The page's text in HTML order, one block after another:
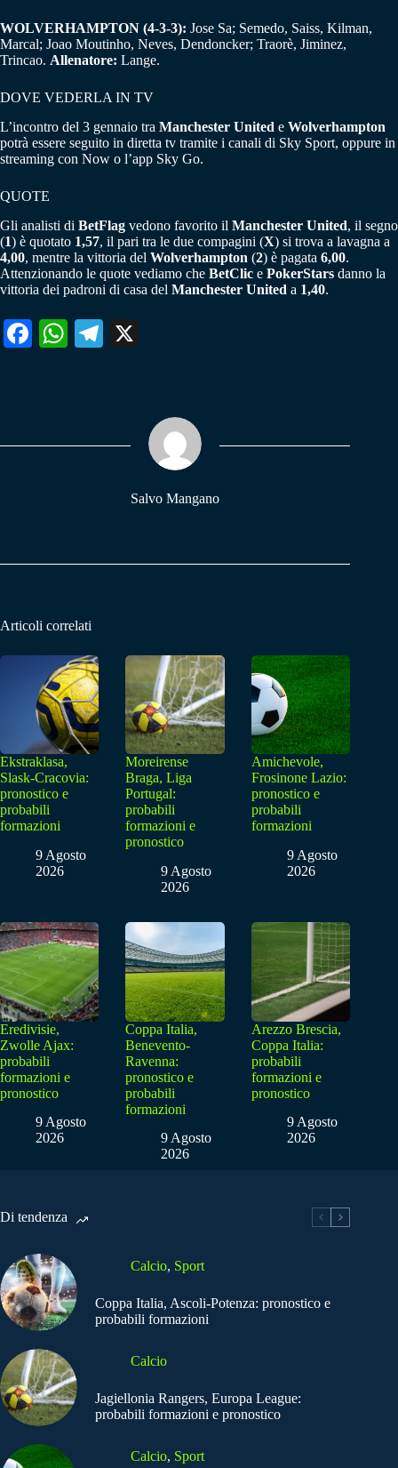
WOLVERHAMPTON (4-3-3): Jose Sa; Semedo, Saiss, Kilman,
Marcal; Joao Moutinho, Neves, Dendoncker; Traorè, Jiminez,
Trincao. Allenatore: Lange.
DOVE VEDERLA IN TV
L’incontro del 3 gennaio tra Manchester United e Wolverhampton
potrà essere seguito in diretta tv tramite i canali di Sky Sport, oppure in
streaming con Now o l’app Sky Go.
QUOTE
Gli analisti di BetFlag vedono favorito il Manchester United, il segno
(1) è quotato 1,57, il pari tra le due compagini (X) si trova a lavagna a
4,00, mentre la vittoria del Wolverhampton (2) è pagata 6,00.
Attenzionando le quote vediamo che BetClic e PokerStars danno la
vittoria dei padroni di casa del Manchester United a 1,40.
Fa W
pp
Te
m
Salvo Mangano
Articoli correlati
Ekstraklasa,
Slask-Cracovia:
pronostico e
probabili
formazioni
9 Agosto
2026
Moreirense
Braga, Liga
Portugal:
probabili
formazioni e
pronostico
9 Agosto
2026
Amichevole,
Frosinone Lazio:
pronostico e
probabili
formazioni
9 Agosto
2026
Eredivisie,
Zwolle Ajax:
probabili
formazioni e
pronostico
9 Agosto
2026
Coppa Italia,
Benevento-
Ravenna:
pronostico e
probabili
formazioni
9 Agosto
2026
Arezzo Brescia,
Coppa Italia:
probabili
formazioni e
pronostico
9 Agosto
2026
Di tendenza
Calcio, Sport
Coppa Italia, Ascoli-Potenza: pronostico e
probabili formazioni
Calcio
Jagiellonia Rangers, Europa League:
probabili formazioni e pronostico
Calcio, Sport